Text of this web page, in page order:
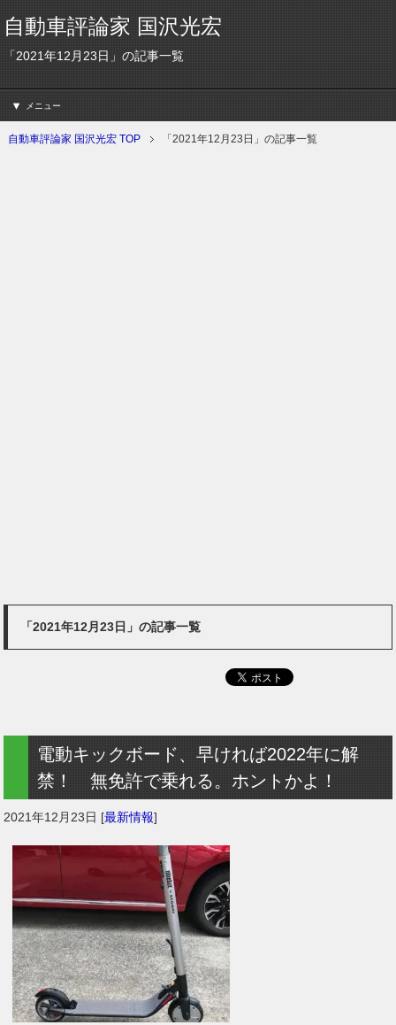
自動車評論家 国沢光宏
「2021年12月23日」の記事一覧
メニュー
自動車評論家 国沢光宏 TOP 「2021年12月23日」の記事一覧
「2021年12月23日」の記事一覧
電動キックボード、早ければ2022年に解
禁！ 無免許で乗れる。ホントかよ！
2021年12月23日 [最新情報]